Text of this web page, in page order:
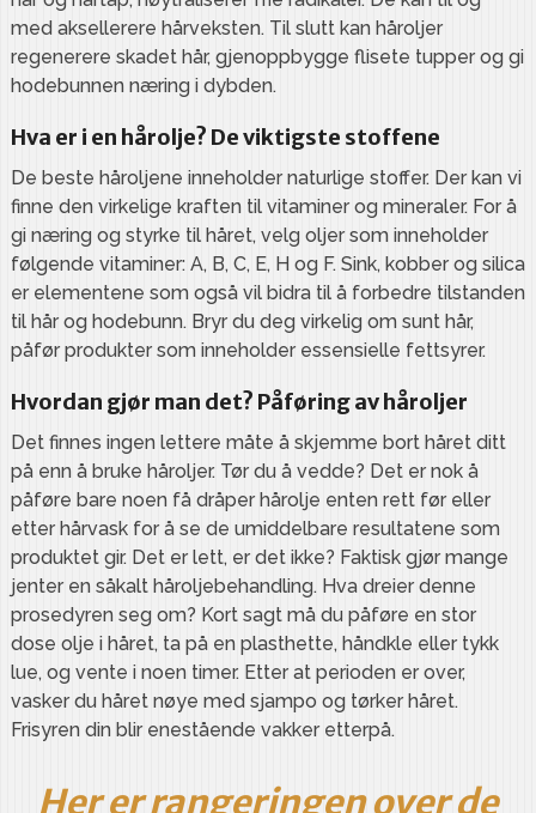
med aksellerere hårveksten. Til slutt kan håroljer
regenerere skadet hår, gjenoppbygge flisete tupper og gi
hodebunnen næring i dybden.
Hva er i en hårolje? De viktigste stoffene
De beste håroljene inneholder naturlige stoffer. Der kan vi
finne den virkelige kraften til vitaminer og mineraler. For å
gi næring og styrke til håret, velg oljer som inneholder
følgende vitaminer: A, B, C, E, H og F. Sink, kobber og silica
er elementene som også vil bidra til å forbedre tilstanden
til hår og hodebunn. Bryr du deg virkelig om sunt hår,
påfør produkter som inneholder essensielle fettsyrer.
Hvordan gjør man det? Påføring av håroljer
Det finnes ingen lettere måte å skjemme bort håret ditt
på enn å bruke håroljer. Tør du å vedde? Det er nok å
påføre bare noen få dråper hårolje enten rett før eller
etter hårvask for å se de umiddelbare resultatene som
produktet gir. Det er lett, er det ikke? Faktisk gjør mange
jenter en såkalt håroljebehandling. Hva dreier denne
prosedyren seg om? Kort sagt må du påføre en stor
dose olje i håret, ta på en plasthette, håndkle eller tykk
lue, og vente i noen timer. Etter at perioden er over,
vasker du håret nøye med sjampo og tørker håret.
Frisyren din blir enestående vakker etterpå.
Her er rangeringen over de